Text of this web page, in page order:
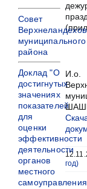
год)
Совет
муниципального
района
Доклад "О
достигнутых
значениях
показателей
для
оценки
эффективности
деятельности
органов
местного
самоуправления